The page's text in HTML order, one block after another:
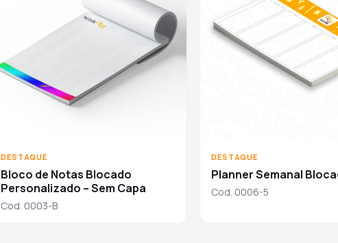
DESTAQUE
Bloco de Notas Blocado
Personalizado – Sem Capa
Cod. 0003-B
DESTAQUE
Planner Semanal
Cod. 0006-5